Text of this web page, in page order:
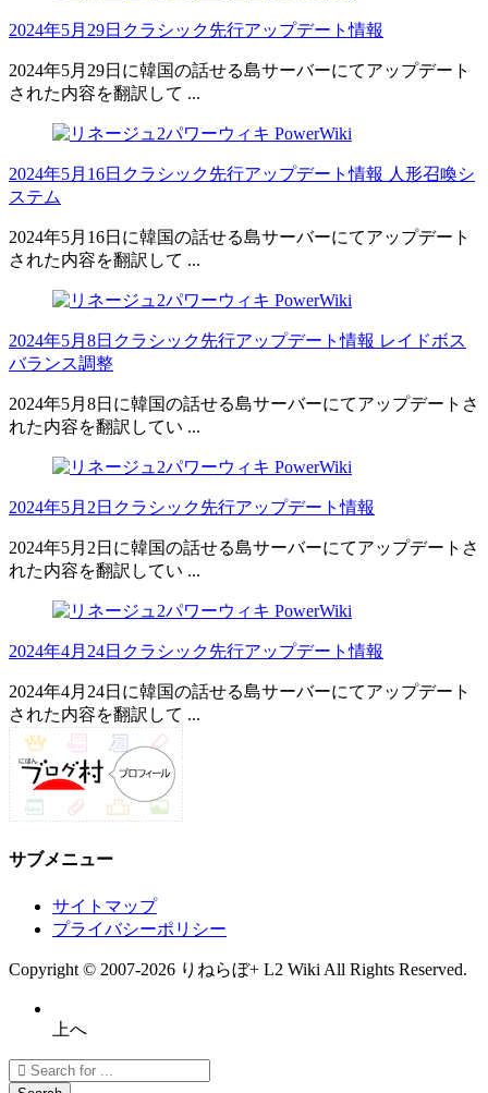
2024年5月29日クラシック先行アップデート情報
2024年5月29日に韓国の話せる島サーバーにてアップデート
された内容を翻訳して ...
2024年5月16日クラシック先行アップデート情報 人形召喚シ
ステム
2024年5月16日に韓国の話せる島サーバーにてアップデート
された内容を翻訳して ...
2024年5月8日クラシック先行アップデート情報 レイドボス
バランス調整
2024年5月8日に韓国の話せる島サーバーにてアップデートさ
れた内容を翻訳してい ...
2024年5月2日クラシック先行アップデート情報
2024年5月2日に韓国の話せる島サーバーにてアップデートさ
れた内容を翻訳してい ...
2024年4月24日クラシック先行アップデート情報
2024年4月24日に韓国の話せる島サーバーにてアップデート
された内容を翻訳して ...
サブメニュー
サイトマップ
プライバシーポリシー
Copyright © 2007-2026 りねらぼ+ L2 Wiki All Rights Reserved.
上へ